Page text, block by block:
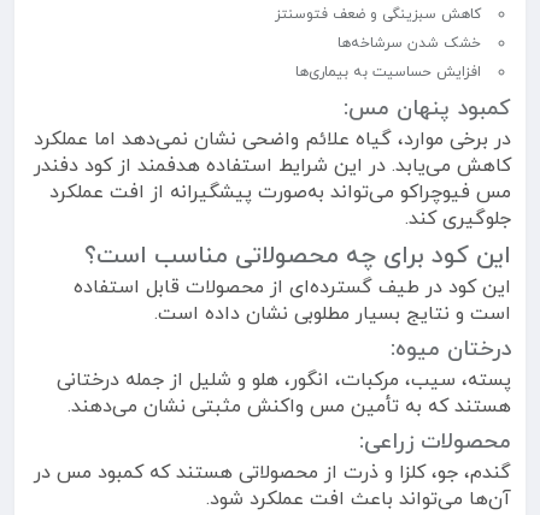
کاهش سبزینگی و ضعف فتوسنتز
خشک شدن سرشاخه‌ها
افزایش حساسیت به بیماری‌ها
کمبود پنهان مس:
در برخی موارد، گیاه علائم واضحی نشان نمی‌دهد اما عملکرد
کاهش می‌یابد. در این شرایط استفاده هدفمند از کود دفندر
مس فیوچراکو می‌تواند به‌صورت پیشگیرانه از افت عملکرد
جلوگیری کند.
این کود برای چه محصولاتی مناسب است؟
این کود در طیف گسترده‌ای از محصولات قابل استفاده
است و نتایج بسیار مطلوبی نشان داده است.
درختان میوه:
پسته، سیب، مرکبات، انگور، هلو و شلیل از جمله درختانی
هستند که به تأمین مس واکنش مثبتی نشان می‌دهند.
محصولات زراعی:
گندم، جو، کلزا و ذرت از محصولاتی هستند که کمبود مس در
آن‌ها می‌تواند باعث افت عملکرد شود.